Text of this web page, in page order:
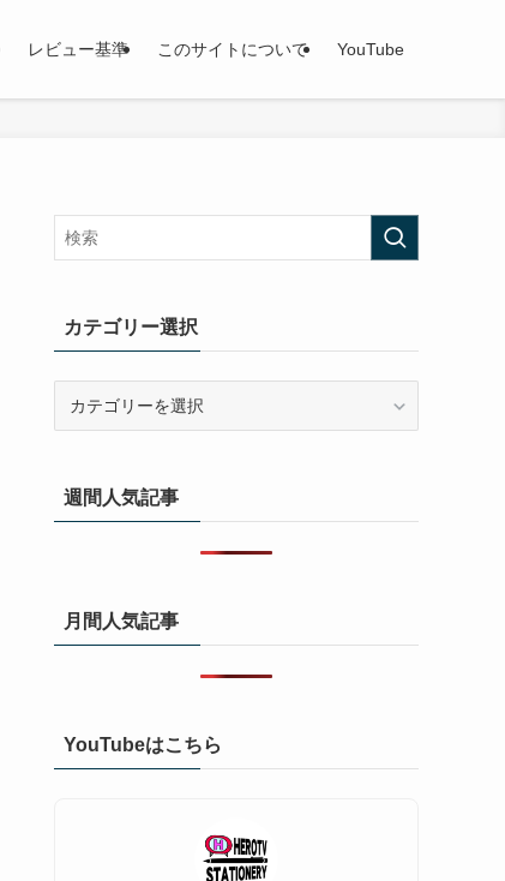
レビュー基準 このサイトについて YouTube
カテゴリー選択
ー
選
週間人気記事
月間人気記事
YouTubeはこちら